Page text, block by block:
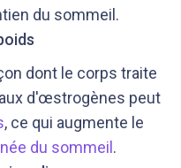
du sommeil.
dont le corps traite
d'œstrogènes peut
, ce qui augmente le
du sommeil .